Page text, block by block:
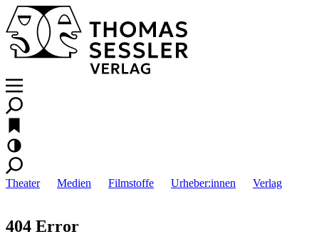
Theater Medien Filmstoffe Urheber:innen Verlag
404 Error